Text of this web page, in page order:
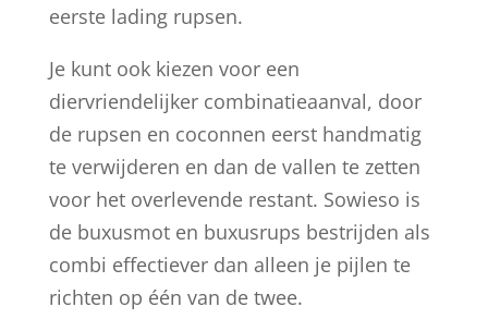
eerste lading rupsen.
Je kunt ook kiezen voor een
diervriendelijker combinatieaanval, door
de rupsen en coconnen eerst handmatig
te verwijderen en dan de vallen te zetten
voor het overlevende restant. Sowieso is
de buxusmot en buxusrups bestrijden als
combi effectiever dan alleen je pijlen te
richten op één van de twee.